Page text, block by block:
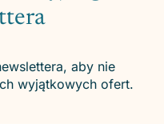
aby nie
wyjątkowych ofert.